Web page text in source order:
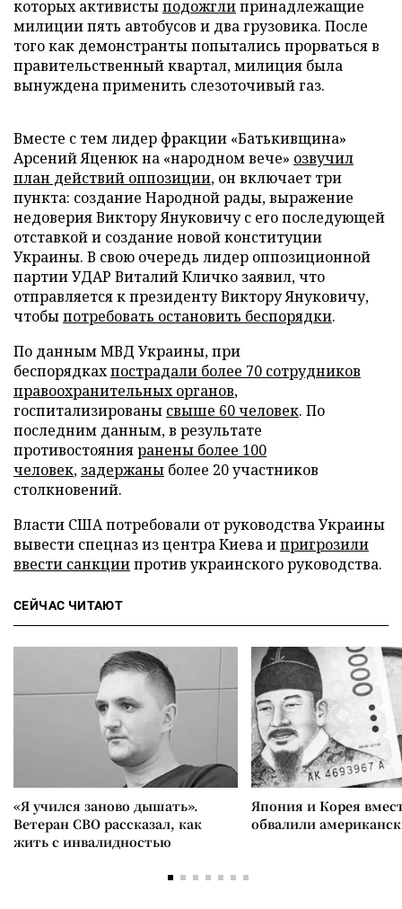
которых активистыподожглипринадлежащие
милиции пять автобусов и два грузовика. После
того как демонстранты попытались прорваться в
правительственный квартал, милиция была
вынуждена применить слезоточивый газ.
Вместе с тем лидер фракции «Батькивщина»
Арсений Яценюк на «народном вече» озвучил
план действий оппозиции, он включает три
пункта: создание Народной рады, выражение
недоверия Виктору Януковичу с его последующей
отставкой и создание новой конституции
Украины. В свою очередь лидер оппозиционной
партии УДАР Виталий Кличко заявил, что
отправляется к президенту Виктору Януковичу,
чтобыпотребовать остановить беспорядки.
По данным МВД Украины, при
беспорядкахпострадали более 70 сотрудников
правоохранительных органов,
госпитализированы свыше 60 человек. По
последним данным, в результате
противостоянияранены более 100
человек, задержаны более 20 участников
столкновений.
Власти США потребовали от руководства Украины
вывести спецназ из центра Киева ипригрозили
ввести санкциипротив украинского руководства.
СЕЙЧАС ЧИТАЮТ
«Я учился заново дышать».
Ветеран СВО рассказал, как
жить с инвалидностью
Япония и Корея
обвалили